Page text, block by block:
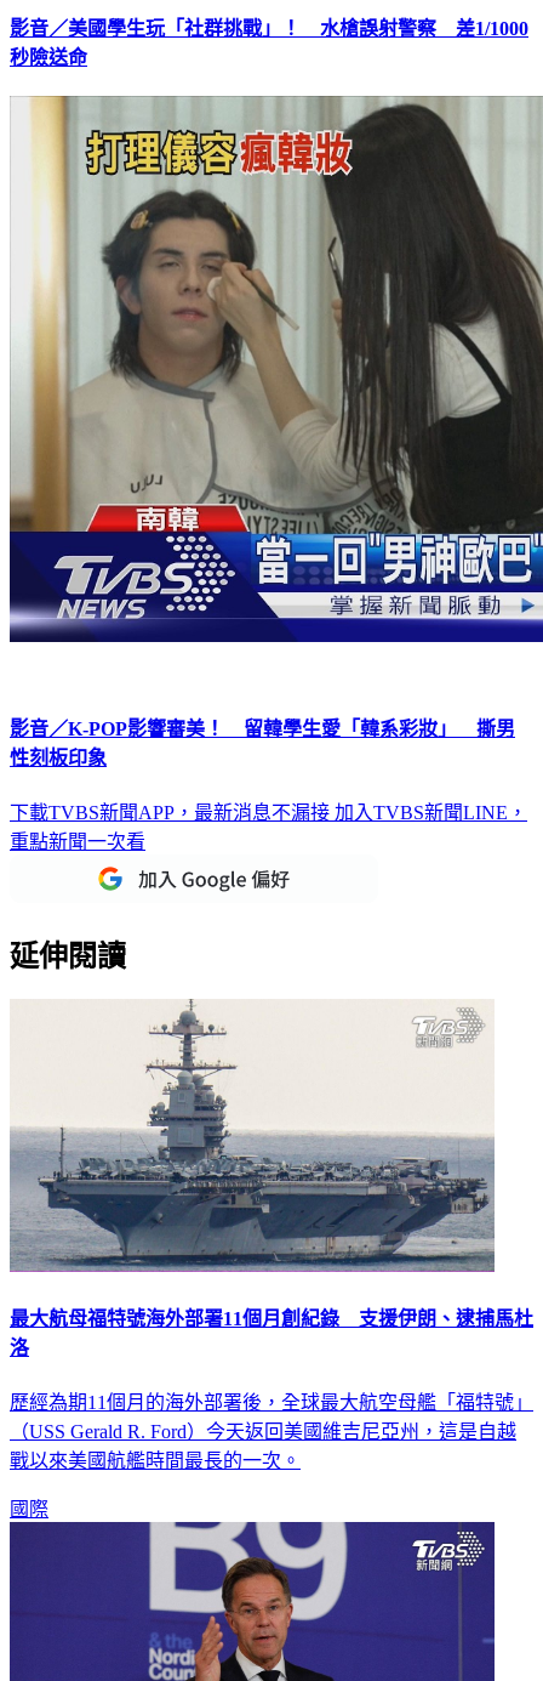
影音／美國學生玩「社群挑戰」！ 水槍誤射警察 差1/1000
秒險送命
影音／K-POP影響審美！ 留韓學生愛「韓系彩妝」 撕男
性刻板印象
下載TVBS新聞APP，最新消息不漏接 加入TVBS新聞LINE，
重點新聞一次看
延伸閱讀
最大航母福特號海外部署11個月創紀錄 支援伊朗、逮捕馬杜
洛
歷經為期11個月的海外部署後，全球最大航空母艦「福特號」
（USS Gerald R. Ford）今天返回美國維吉尼亞州，這是自越
戰以來美國航艦時間最長的一次。
國際